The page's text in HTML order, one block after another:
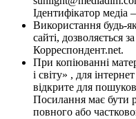
Ідентифікатор медіа
Використання будь-
сайті, дозволяється
Корреспондент.net.
При копіюванні
і світу» , для
відкрите для
Посилання має бути
повного або